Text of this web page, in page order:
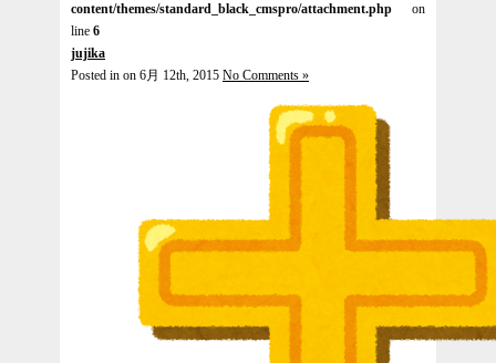
content/themes/standard_black_cmspro/attachment.php on
line 6
jujika
Posted in on 6月 12th, 2015 No Comments »